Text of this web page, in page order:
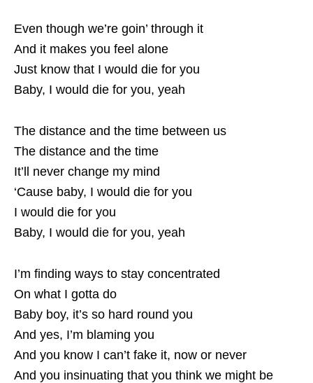
Even though we’re goin’ through it
And it makes you feel alone
Just know that I would die for you
Baby, I would die for you, yeah
The distance and the time between us
The distance and the time
It’ll never change my mind
‘Cause baby, I would die for you
I would die for you
Baby, I would die for you, yeah
I’m finding ways to stay concentrated
On what I gotta do
Baby boy, it’s so hard round you
And yes, I’m blaming you
And you know I can’t fake it, now or never
And you insinuating that you think we might be